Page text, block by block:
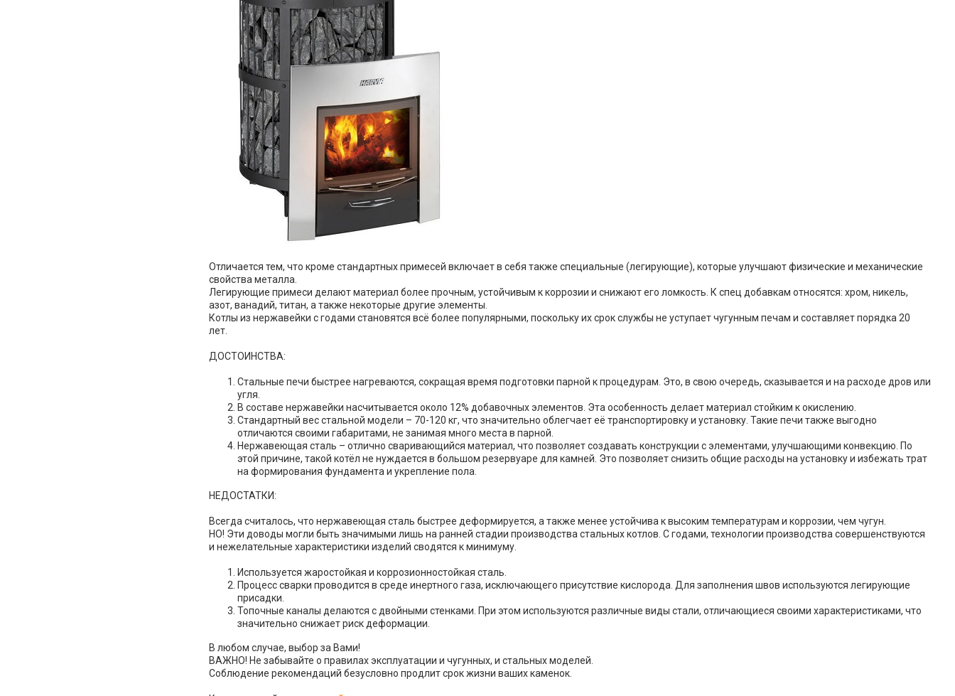
Sb Sauna на карте Краснодара — Яндекс Карты
Отличается тем, что кроме стандартных примесей включает в себя также специальные (легирующие), которые улучшают физические и механические
свойства металла.
Легирующие примеси делают материал более прочным, устойчивым к коррозии и снижают его ломкость. К спец добавкам относятся: хром, никель,
азот, ванадий, титан, а также некоторые другие элементы.
Котлы из нержавейки с годами становятся всё более популярными, поскольку их срок службы не уступает чугунным печам и составляет порядка 20
лет.
ДОСТОИНСТВА:
Стальные печи быстрее нагреваются, сокращая время подготовки парной к процедурам. Это, в свою очередь, сказывается и на расходе дров или
угля.
В составе нержавейки насчитывается около 12% добавочных элементов. Эта особенность делает материал стойким к окислению.
Стандартный вес стальной модели – 70-120 кг, что значительно облегчает её транспортировку и установку. Такие печи также выгодно
отличаются своими габаритами, не занимая много места в парной.
Нержавеющая сталь – отлично сваривающийся материал, что позволяет создавать конструкции с элементами, улучшающими конвекцию. По
этой причине, такой котёл не нуждается в большом резервуаре для камней. Это позволяет снизить общие расходы на установку и избежать трат
на формирования фундамента и укрепление пола.
НЕДОСТАТКИ:
Всегда считалось, что нержавеющая сталь быстрее деформируется, а также менее устойчива к высоким температурам и коррозии, чем чугун.
НО! Эти доводы могли быть значимыми лишь на ранней стадии производства стальных котлов. С годами, технологии производства совершенствуются
и нежелательные характеристики изделий сводятся к минимуму.
Используется жаростойкая и коррозионностойкая сталь.
Процесс сварки проводится в среде инертного газа, исключающего присутствие кислорода. Для заполнения швов используются легирующие
присадки.
Топочные каналы делаются с двойными стенками. При этом используются различные виды стали, отличающиеся своими характеристиками, что
значительно снижает риск деформации.
В любом случае, выбор за Вами!
ВАЖНО! Не забывайте о правилах эксплуатации и чугунных, и стальных моделей.
Соблюдение рекомендаций безусловно продлит срок жизни ваших каменок.